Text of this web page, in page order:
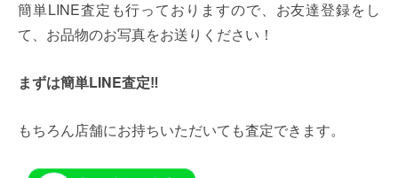
簡単LINE査定も行っておりますので、お友達登録をし
て、お品物のお写真をお送りください！
まずは簡単LINE査定‼
もちろん店舗にお持ちいただいても査定できます。